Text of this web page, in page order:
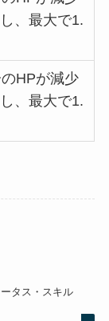
、最大で1.
HPが減少
、最大で1.
タス・スキル